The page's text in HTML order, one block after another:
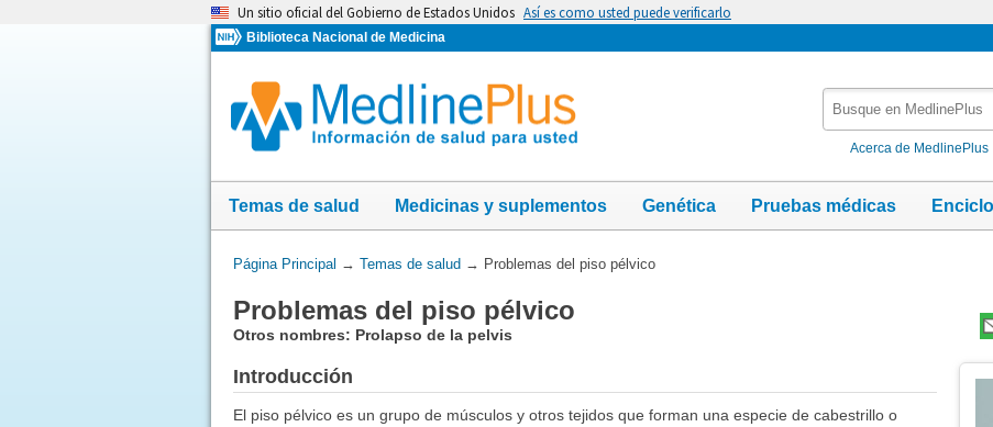
Un sitio oficial del Gobierno de Estados Unidos Así es como usted puede verificarlo
Biblioteca Nacional de Medicina
MedlinePlus
Acerca de MedlinePlus
Temas de salud Medicinas y suplementos Genética Pruebas médicas
Usted
aquí:
Página Principal → Temas de salud → Problemas del piso pélvico
Problemas del piso pélvico
Otros nombres: Prolapso de la pelvis
Introducción
El piso pélvico es un grupo de músculos y otros tejidos que forman una especie de cabestrillo o